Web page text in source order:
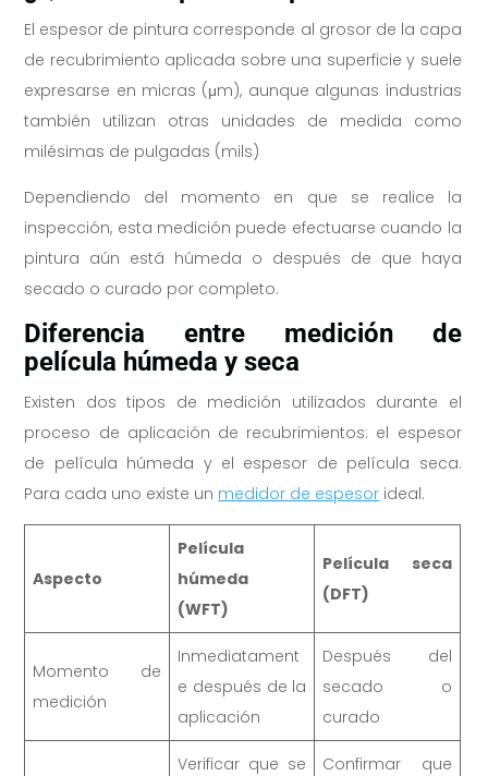
El espesor de pintura corresponde al grosor de la capa
de recubrimiento aplicada sobre una superficie y suele
expresarse en micras (μm), aunque algunas industrias
también utilizan otras unidades de medida como
milésimas de pulgadas (mils)
Dependiendo del momento en que se realice la
inspección, esta medición puede efectuarse cuando la
pintura aún está húmeda o después de que haya
secado o curado por completo.
Diferencia entre medición de
película húmeda y seca
Existen dos tipos de medición utilizados durante el
proceso de aplicación de recubrimientos: el espesor
de película húmeda y el espesor de película seca.
Para cada uno existe un medidor de espesor ideal.
Aspecto
Película
húmeda
(WFT)
Película seca
(DFT)
Momento de
medición
Inmediatament
e después de la
aplicación
Después del
secado o
curado
Verificar que se
Confirmar que